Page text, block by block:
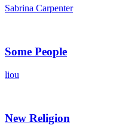
Sabrina Carpenter
Some People
liou
New Religion